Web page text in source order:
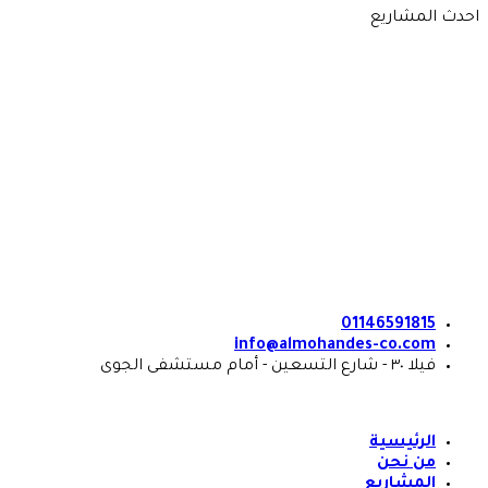
Skip
احدث المشاريع
01146591815
info@almohandes-co.com
فيلا ٣٠ - شارع التسعين - أمام مستشفى الجوى
الرئيسية
من نحن